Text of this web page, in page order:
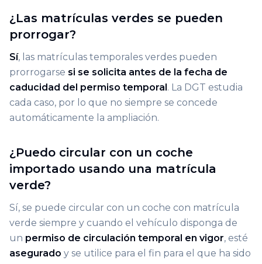
¿Las matrículas verdes se pueden
prorrogar?
Sí, las matrículas temporales verdes pueden
prorrogarse si se solicita antes de la fecha de
caducidad del permiso temporal. La DGT estudia
cada caso, por lo que no siempre se concede
automáticamente la ampliación.
¿Puedo circular con un coche
importado usando una matrícula
verde?
Sí, se puede circular con un coche con matrícula
verde siempre y cuando el vehículo disponga de
un permiso de circulación temporal en vigor, esté
asegurado y se utilice para el fin para el que ha sido